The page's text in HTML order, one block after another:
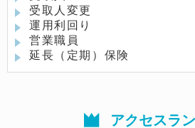
受取人変更
運用利回り
営業職員
延長（定期）保険
アクセスラ